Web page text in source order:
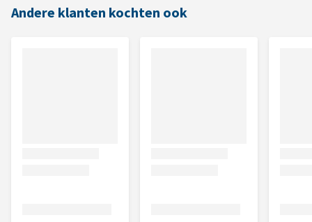
Andere klanten kochten ook